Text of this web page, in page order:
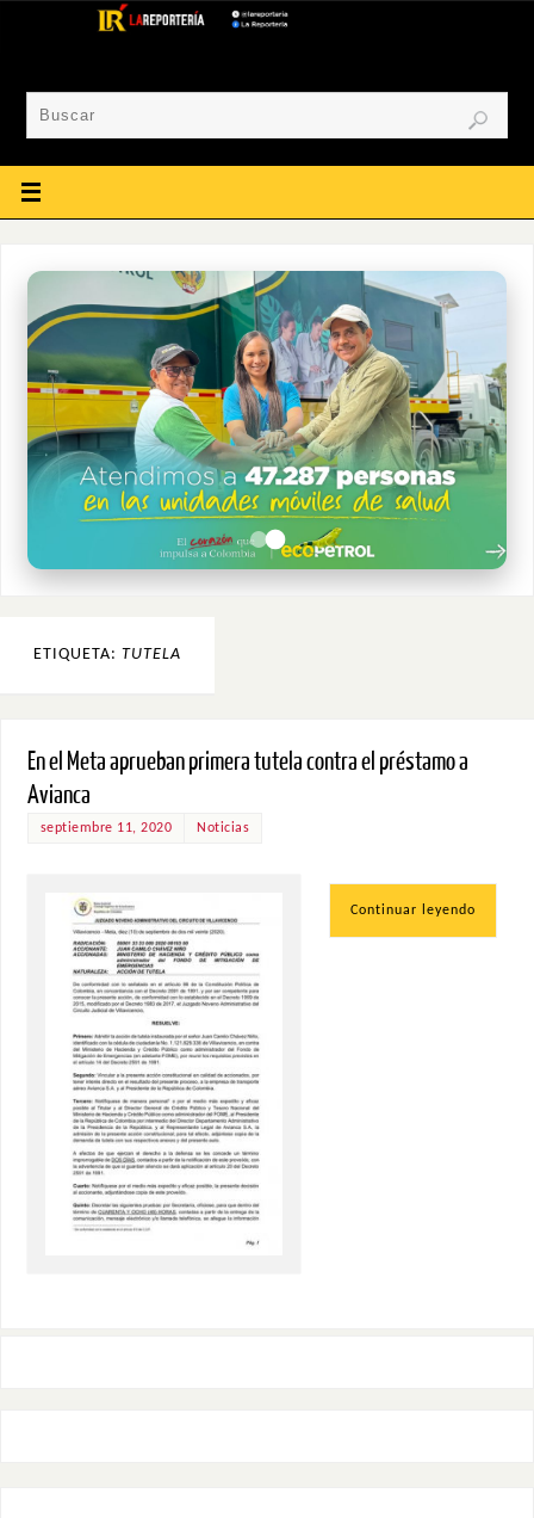
ETIQUETA: TUTELA
En el Meta aprueban primera tutela contra el préstamo a
Avianca
septiembre 11, 2020 Noticias
Continuar leyendo